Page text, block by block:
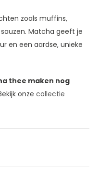
zoals muffins,
Matcha geeft je
en een aardse, unieke
thee maken nog
onze collectie